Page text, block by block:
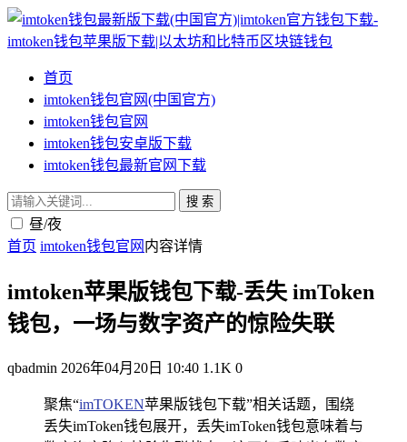
首页
imtoken钱包官网(中国官方)
imtoken钱包官网
imtoken钱包安卓版下载
imtoken钱包最新官网下载
搜 索
昼/夜
首页 imtoken钱包官网 内容详情
imtoken苹果版钱包下载-丢失 imToken
钱包，一场与数字资产的惊险失联
qbadmin 2026年04月20日 10:40 1.1K 0
聚焦“imTOKEN苹果版钱包下载”相关话题，围绕
丢失imToken钱包展开，丢失imToken钱包意味着与